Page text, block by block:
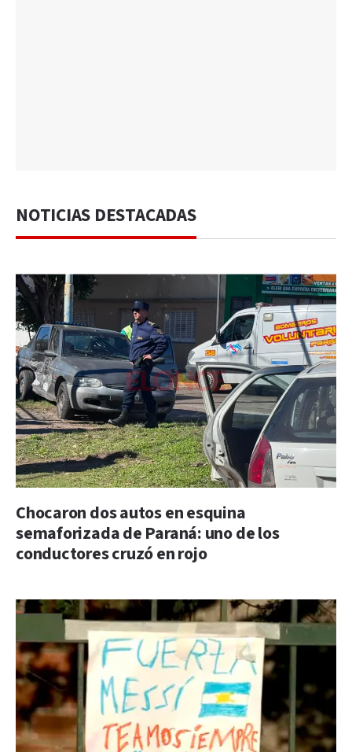
NOTICIAS DESTACADAS
Chocaron dos autos en esquina
semaforizada de Paraná: uno de los
conductores cruzó en rojo